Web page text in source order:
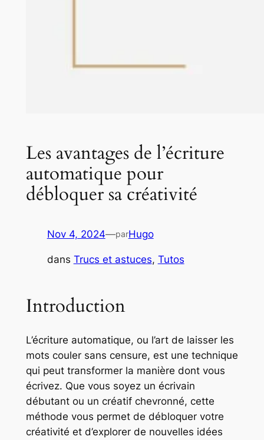
Les avantages de l’écriture
automatique pour
débloquer sa créativité
Nov 4, 2024—parHugo
dans Trucs et astuces, Tutos
Introduction
L’écriture automatique, ou l’art de laisser les
mots couler sans censure, est une technique
qui peut transformer la manière dont vous
écrivez. Que vous soyez un écrivain
débutant ou un créatif chevronné, cette
méthode vous permet de débloquer votre
créativité et d’explorer de nouvelles idées